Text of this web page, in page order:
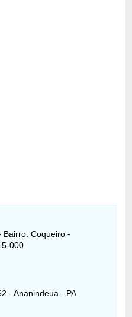
Bairro: Coqueiro -
000
- Ananindeua - PA